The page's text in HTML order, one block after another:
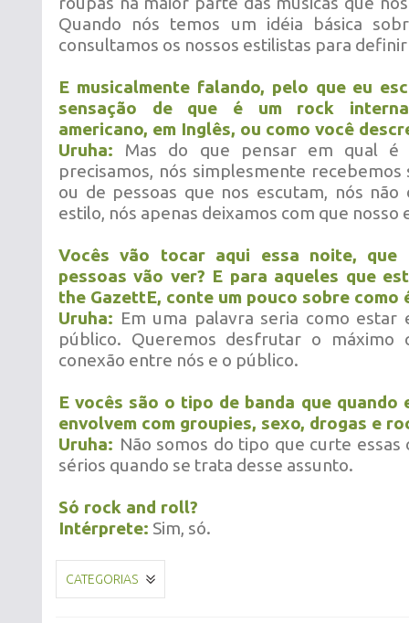
Quando nós temos um idéia básica
consultamos os nossos estilistas para
E musicalmente falando, pelo que eu
sensação de que é um rock
americano, em Inglês, ou como você
Uruha: Mas do que pensar em qual
precisamos, nós simplesmente recebemos
ou de pessoas que nos escutam, nós não
estilo, nós apenas deixamos com que nosso
Vocês vão tocar aqui essa noite,
pessoas vão ver? E para aqueles que
the GazettE, conte um pouco sobre como
Uruha: Em uma palavra seria como estar
público. Queremos desfrutar o máximo
conexão entre nós e o público.
E vocês são o tipo de banda que quando
envolvem com groupies, sexo, drogas e
Uruha: Não somos do tipo que curte essas
sérios quando se trata desse assunto.
Só rock and roll?
Intérprete: Sim, só.
CATEGORIAS